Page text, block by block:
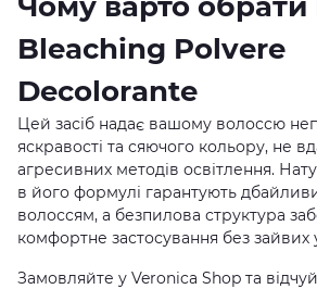
Bleaching Polvere
Decolorante
Цей засіб надає вашому волоссю
яскравості та сяючого кольору, не
агресивних методів освітлення.
в його формулі гарантують
волоссям, а безпилова структура
комфортне застосування без зайвих
Замовляйте у Veronica Shop та